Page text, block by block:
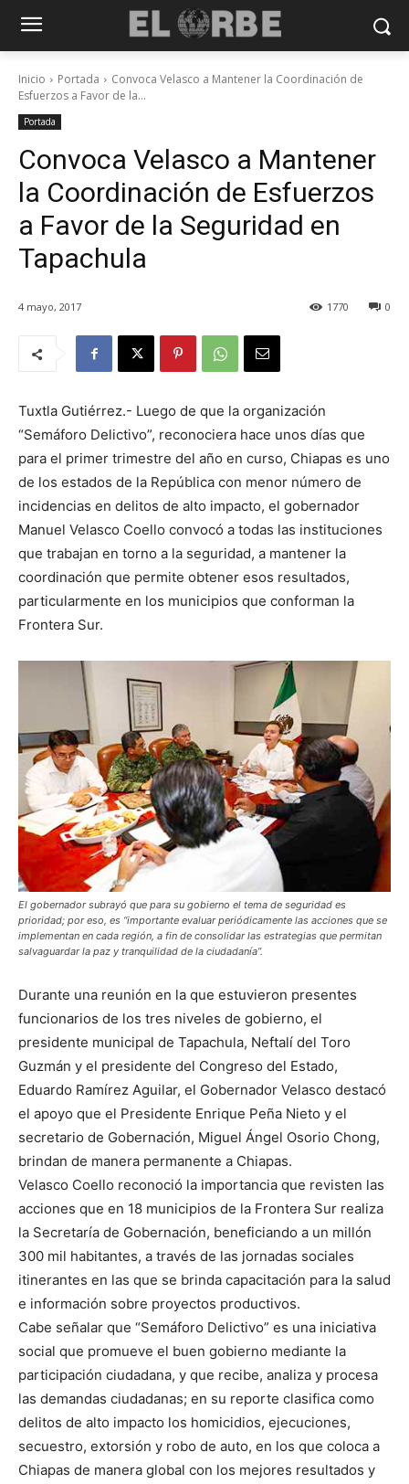
Inicio Portada
Convoca Velasco a Mantener la Coordinación de
Esfuerzos a Favor de la...
Portada
Convoca Velasco a Mantener
la Coordinación de Esfuerzos
a Favor de la Seguridad en
Tapachula
4 mayo, 2017 0
1770
Tuxtla Gutiérrez.- Luego de que la organización
“Semáforo Delictivo”, reconociera hace unos días que
para el primer trimestre del año en curso, Chiapas es uno
de los estados de la República con menor número de
incidencias en delitos de alto impacto, el gobernador
Manuel Velasco Coello convocó a todas las instituciones
que trabajan en torno a la seguridad, a mantener la
coordinación que permite obtener esos resultados,
particularmente en los municipios que conforman la
Frontera Sur.
El gobernador subrayó que para su gobierno el tema de seguridad es
prioridad; por eso, es “importante evaluar periódicamente las acciones que se
implementan en cada región, a fin de consolidar las estrategias que permitan
salvaguardar la paz y tranquilidad de la ciudadanía”.
Durante una reunión en la que estuvieron presentes
funcionarios de los tres niveles de gobierno, el
presidente municipal de Tapachula, Neftalí del Toro
Guzmán y el presidente del Congreso del Estado,
Eduardo Ramírez Aguilar, el Gobernador Velasco destacó
el apoyo que el Presidente Enrique Peña Nieto y el
secretario de Gobernación, Miguel Ángel Osorio Chong,
brindan de manera permanente a Chiapas.
Velasco Coello reconoció la importancia que revisten las
acciones que en 18 municipios de la Frontera Sur realiza
la Secretaría de Gobernación, beneficiando a un millón
300 mil habitantes, a través de las jornadas sociales
itinerantes en las que se brinda capacitación para la salud
e información sobre proyectos productivos.
Cabe señalar que “Semáforo Delictivo” es una iniciativa
social que promueve el buen gobierno mediante la
participación ciudadana, y que recibe, analiza y procesa
las demandas ciudadanas; en su reporte clasifica como
delitos de alto impacto los homicidios, ejecuciones,
secuestro, extorsión y robo de auto, en los que coloca a
Chiapas de manera global con los mejores resultados y